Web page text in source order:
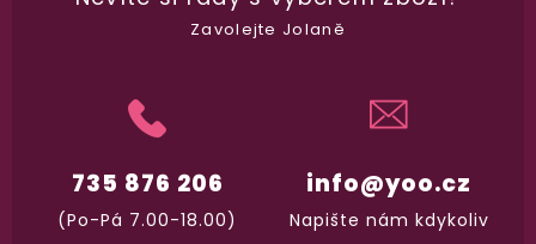
Garance vrácení peněz
Máte na bezplatné vrácení zboží
info@yoo.cz
Napište nám kdykoliv
735 876 206
(Po-Pá 7.00-18.00)
Zavolejte Jolaně